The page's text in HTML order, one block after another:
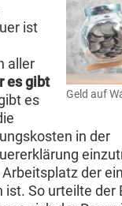
Geld auf
ist
aller
es gibt
es
in der
der
ist. So urteilte der